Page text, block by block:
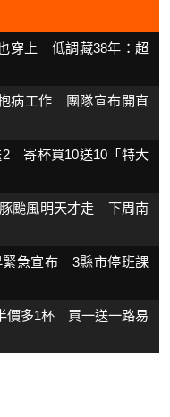
穿上 低調藏38年：超
病工作 團隊宣布開直
2 寄杯買10送10「特大
颱風明天才走 下周南
緊急宣布 3縣市停班課
價多1杯 買一送一路易